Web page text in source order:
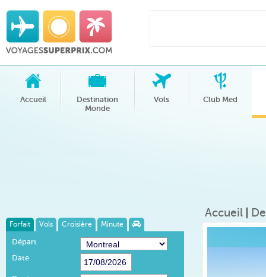
Accueil
Destination
Monde
Vols Club Med
Forfait Vols Croisière Minute
Départ
Date
Accueil